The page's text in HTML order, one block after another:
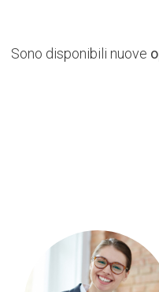
Sono disponibili nuove